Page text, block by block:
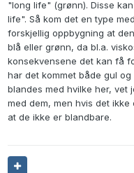
"long life" (grønn). Disse
life". Så kom det en type
forskjellig oppbygning at
blå eller grønn, da bl.a.
konsekvensene det kan få
har det kommet både gul
blandes med hvilke her, vet
med dem, men hvis det
at de ikke er blandbare.